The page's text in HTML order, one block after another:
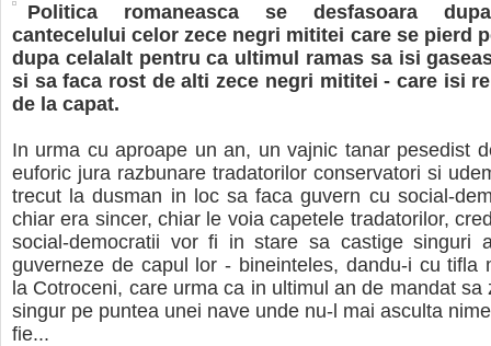
Politica romaneasca se desfasoara
cantecelului celor zece negri mititei care se pierd
dupa celalalt pentru ca ultimul ramas sa isi
si sa faca rost de alti zece negri mititei - care isi
de la capat.
In urma cu aproape un an, un vajnic tanar pesedist
euforic jura razbunare tradatorilor conservatori si
trecut la dusman in loc sa faca guvern cu social-
chiar era sincer, chiar le voia capetele tradatorilor,
social-democratii vor fi in stare sa castige singuri
guverneze de capul lor - bineinteles, dandu-i cu tifla
la Cotroceni, care urma ca in ultimul an de mandat sa
singur pe puntea unei nave unde nu-l mai asculta
fie...